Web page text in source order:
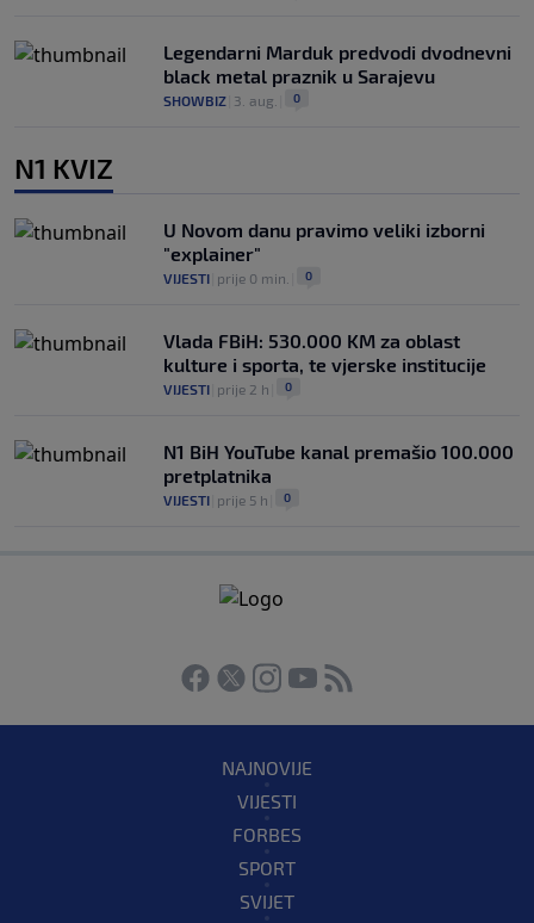
Legendarni Marduk predvodi dvodnevni
black metal praznik u Sarajevu
SHOWBIZ 3. aug. 0
N1 KVIZ
U Novom danu pravimo veliki izborni
"explainer"
VIJESTI prije 0 min. 0
Vlada FBiH: 530.000 KM za oblast
kulture i sporta, te vjerske institucije
VIJESTI prije 2 h 0
N1 BiH YouTube kanal premašio 100.000
pretplatnika
VIJESTI prije 5 h 0
NAJNOVIJE
VIJESTI
FORBES
SPORT
SVIJET